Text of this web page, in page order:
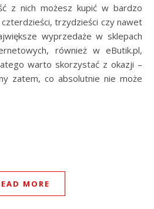
z nich możesz kupić w bardzo
trzydzieści czy nawet
wyprzedaże w sklepach
również w eButik.pl,
warto skorzystać z okazji –
zatem, co absolutnie nie może
MORE